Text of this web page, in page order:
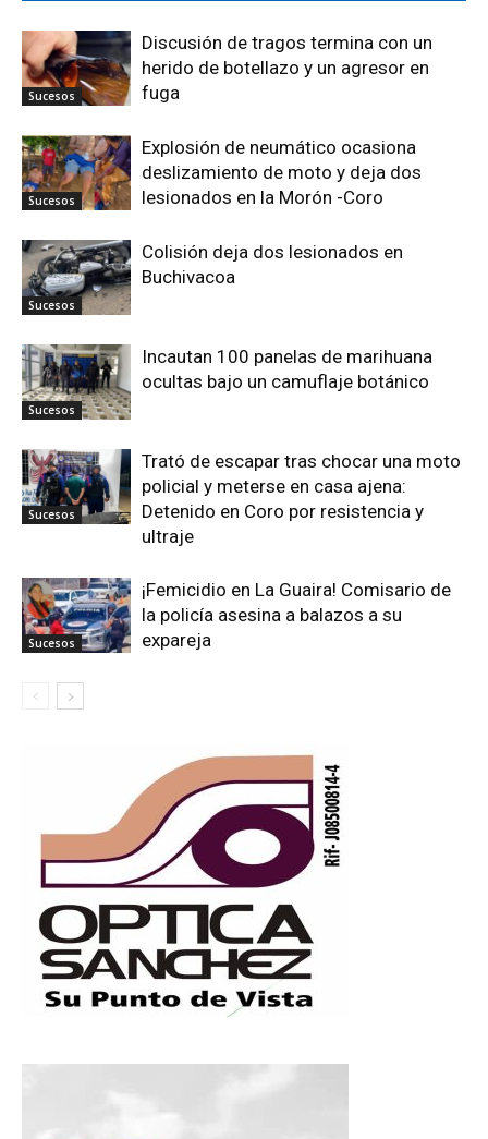
Sucesos
Discusión de tragos termina con un
herido de botellazo y un agresor en
fuga
Sucesos
Explosión de neumático ocasiona
deslizamiento de moto y deja dos
lesionados en la Morón -Coro
Sucesos
Colisión deja dos lesionados en
Buchivacoa
Sucesos
Incautan 100 panelas de marihuana
ocultas bajo un camuflaje botánico
Sucesos
Trató de escapar tras chocar una moto
policial y meterse en casa ajena:
Detenido en Coro por resistencia y
ultraje
Sucesos
¡Femicidio en La Guaira! Comisario de
la policía asesina a balazos a su
expareja